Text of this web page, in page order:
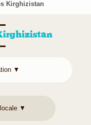
Kirghizistan